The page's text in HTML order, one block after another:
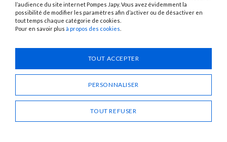
1120 Avenue OEHMICHEN - CS80015 - FR-25460 ÉTUPES
info@pompes-japy.com
FacebookVimeo
l’audience du site internet Pompes Japy. Vous avez évidemment la
possibilité de modifier les paramètres afin d’activer ou de désactiver en
tout temps chaque catégorie de cookies.
Pour en savoir plus à propos des cookies
TOUT ACCEPTER
PERSONNALISER
TOUT REFUSER